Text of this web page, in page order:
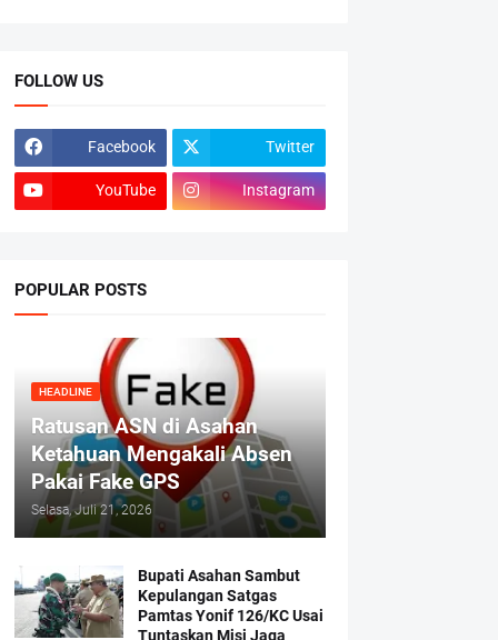
FOLLOW US
Facebook Twitter
YouTube Instagram
POPULAR POSTS
HEADLINE
Ratusan ASN di Asahan
Ketahuan Mengakali Absen
Pakai Fake GPS
Selasa, Juli 21, 2026
Bupati Asahan Sambut
Kepulangan Satgas
Pamtas Yonif 126/KC Usai
Tuntaskan Misi Jaga